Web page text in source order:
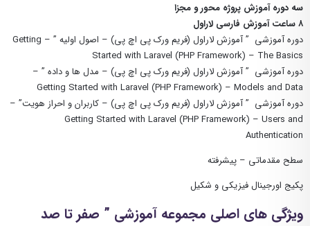
سه دوره آموزش پروژه محور و مجزا
۸ ساعت آموزش فارسی
لاراول
دوره آموزشی ” آموزش لاراول (فریم ورک پی اچ پی) – اصول اولیه ” – Getting
Started with Laravel (PHP Framework) – The Basics
دوره آموزشی ” آموزش لاراول (فریم ورک پی اچ پی) – مدل ها و داده ” –
Getting Started with Laravel (PHP Framework) – Models and Data
دوره آموزشی ” آموزش لاراول (فریم ورک پی اچ پی) – کاربران و احراز هویت” –
Getting Started with Laravel (PHP Framework) – Users and
Authentication
سطح مقدماتی – پیشرفته
پکیج اورجینال فیزیکی و شکیل
ویژگی های اصلی مجموعه آموزشی ” صفر تا صد